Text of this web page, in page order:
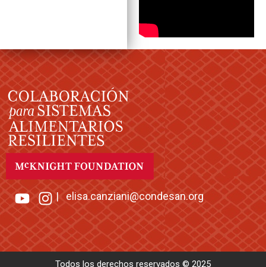
|elisa.canziani@condesan.org
Todos los derechos reservados © 2025